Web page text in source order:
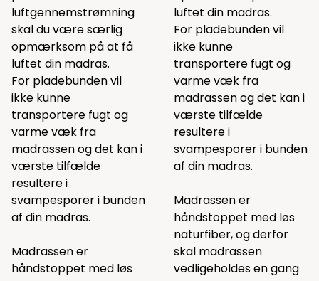
luftgennemstrømning
skal du være særlig
opmærksom på at få
luftet din madras.
For pladebunden vil
ikke kunne
transportere fugt og
varme væk fra
madrassen og det kan i
værste tilfælde
resultere i
svampesporer i bunden
af din madras.
Madrassen er
håndstoppet med løs
luftet din madras.
For pladebunden vil
ikke kunne
transportere fugt og
varme væk fra
madrassen og det kan i
værste tilfælde
resultere i
svampesporer i bunden
af din madras.
Madrassen er
håndstoppet med løs
naturfiber, og derfor
skal madrassen
vedligeholdes en gang